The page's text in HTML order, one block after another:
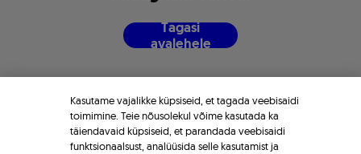
Tagasi
avalehele
Kasutame vajalikke küpsiseid, et tagada veebisaidi
toimimine. Teie nõusolekul võime kasutada ka
täiendavaid küpsiseid, et parandada veebisaidi
funktsionaalsust, analüüsida selle kasutamist ja